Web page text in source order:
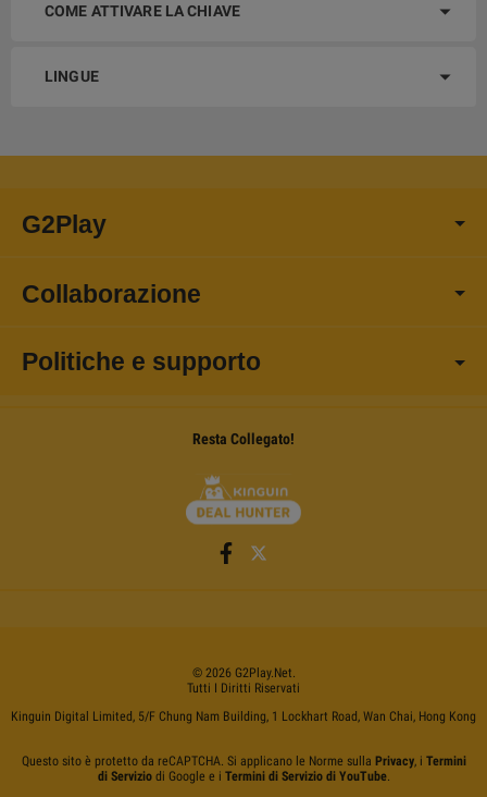
COME ATTIVARE LA CHIAVE
LINGUE
G2Play
Collaborazione
Politiche e supporto
Resta Collegato!
© 2026 G2Play.net.
Tutti I Diritti Riservati
Kinguin Digital Limited, 5/F Chung Nam Building, 1 Lockhart Road, Wan Chai, Hong Kong
Questo sito è protetto da reCAPTCHA. Si applicano le Norme sulla Privacy, i Termini
di Serviziodi Google e i Termini di Servizio di YouTube.